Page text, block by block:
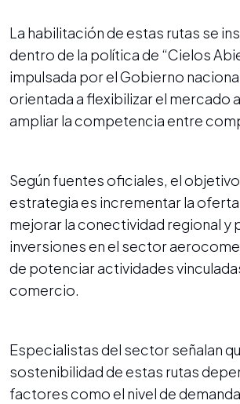
La habilitación de estas rutas se
dentro de la política de “Cielos
impulsada por el Gobierno
orientada a flexibilizar el mercado
ampliar la competencia entre
Según fuentes oficiales, el
estrategia es incrementar la oferta
mejorar la conectividad regional y
inversiones en el sector
de potenciar actividades
comercio.
Especialistas del sector señalan
sostenibilidad de estas rutas
factores como el nivel de